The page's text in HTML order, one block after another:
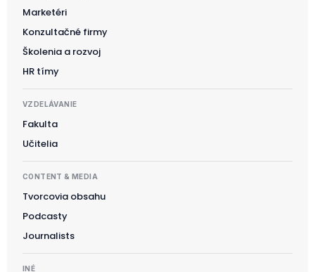
Marketéri
Konzultačné firmy
Školenia a rozvoj
HR tímy
VZDELÁVANIE
Fakulta
Učitelia
CONTENT & MEDIA
Tvorcovia obsahu
Podcasty
Journalists
INÉ